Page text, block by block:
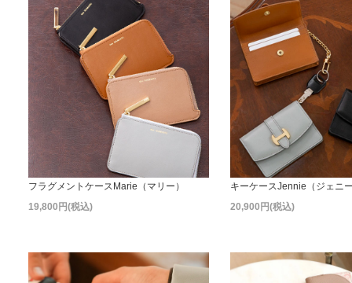
フラグメントケースMarie（マリー）
19,800円(税込)
キーケースJennie（ジェニ
20,900円(税込)